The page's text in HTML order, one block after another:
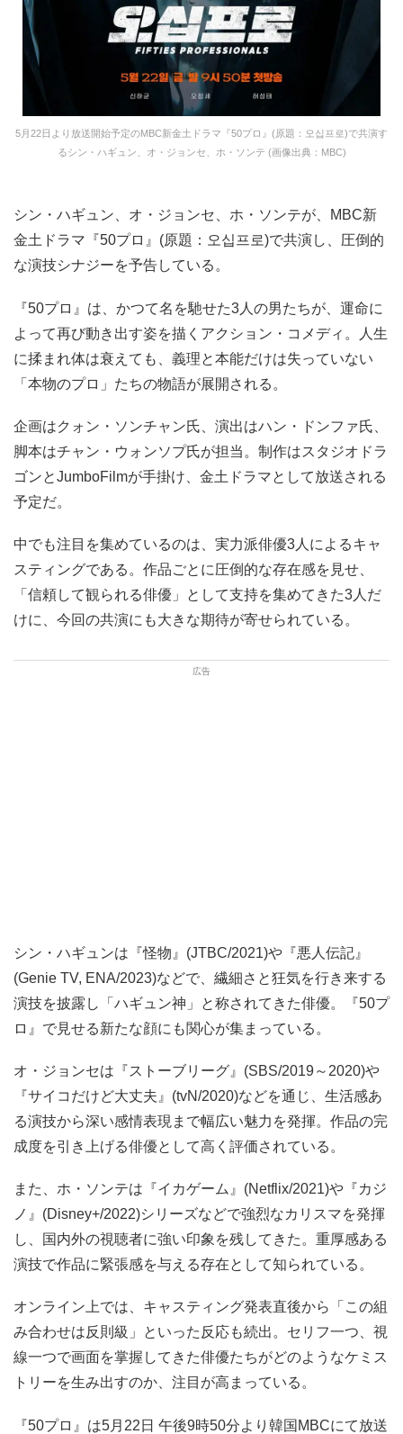
5月22日より放送開始予定のMBC新金土ドラマ『50プロ』(原題：오십프로)で共演す
るシン・ハギュン、オ・ジョンセ、ホ・ソンテ (画像出典：MBC)
シン・ハギュン、オ・ジョンセ、ホ・ソンテが、MBC新
金土ドラマ『50プロ』(原題：오십프로)で共演し、圧倒的
な演技シナジーを予告している。
『50プロ』は、かつて名を馳せた3人の男たちが、運命に
よって再び動き出す姿を描くアクション・コメディ。人生
に揉まれ体は衰えても、義理と本能だけは失っていない
「本物のプロ」たちの物語が展開される。
企画はクォン・ソンチャン氏、演出はハン・ドンファ氏、
脚本はチャン・ウォンソプ氏が担当。制作はスタジオドラ
ゴンとJumboFilmが手掛け、金土ドラマとして放送される
予定だ。
中でも注目を集めているのは、実力派俳優3人によるキャ
スティングである。作品ごとに圧倒的な存在感を見せ、
「信頼して観られる俳優」として支持を集めてきた3人だ
けに、今回の共演にも大きな期待が寄せられている。
シン・ハギュンは『怪物』(JTBC/2021)や『悪人伝記』
(Genie TV, ENA/2023)などで、繊細さと狂気を行き来する
演技を披露し「ハギュン神」と称されてきた俳優。『50プ
ロ』で見せる新たな顔にも関心が集まっている。
オ・ジョンセは『ストーブリーグ』(SBS/2019～2020)や
『サイコだけど大丈夫』(tvN/2020)などを通じ、生活感あ
る演技から深い感情表現まで幅広い魅力を発揮。作品の完
成度を引き上げる俳優として高く評価されている。
また、ホ・ソンテは『イカゲーム』(Netflix/2021)や『カジ
ノ』(Disney+/2022)シリーズなどで強烈なカリスマを発揮
し、国内外の視聴者に強い印象を残してきた。重厚感ある
演技で作品に緊張感を与える存在として知られている。
オンライン上では、キャスティング発表直後から「この組
み合わせは反則級」といった反応も続出。セリフ一つ、視
線一つで画面を掌握してきた俳優たちがどのようなケミス
トリーを生み出すのか、注目が高まっている。
『50プロ』は5月22日 午後9時50分より韓国MBCにて放送